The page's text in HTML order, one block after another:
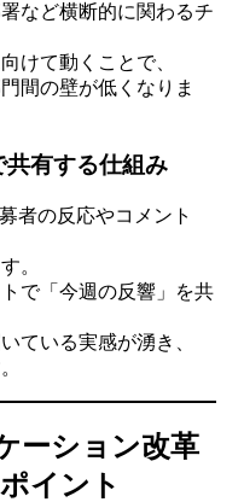
など横断的に関わるチ
けて動くことで、
間の壁が低くなりま
有する仕組み
者の反応やコメント
。
で「今週の反響」を共
ている実感が湧き、
ーション改革
イント